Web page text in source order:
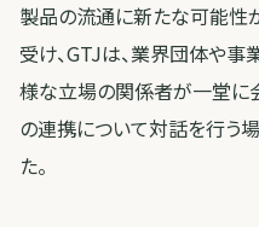
製品の流通に新たな可能性
受け、GTJは、業界団体や
様な立場の関係者が一堂に
の連携について対話を行う
た。